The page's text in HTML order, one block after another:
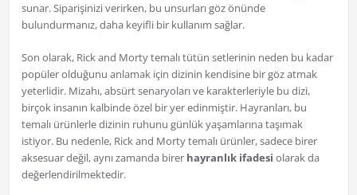
sunar. Siparişinizi verirken, bu unsurları göz önünde
bulundurmanız, daha keyifli bir kullanım sağlar.
Son olarak, Rick and Morty temalı tütün setlerinin neden bu kadar
popüler olduğunu anlamak için dizinin kendisine bir göz atmak
yeterlidir. Mizahı, absürt senaryoları ve karakterleriyle bu dizi,
birçok insanın kalbinde özel bir yer edinmiştir. Hayranları, bu
temalı ürünlerle dizinin ruhunu günlük yaşamlarına taşımak
istiyor. Bu nedenle, Rick and Morty temalı ürünler, sadece birer
aksesuar değil, aynı zamanda birer hayranlık ifadesi olarak da
değerlendirilmektedir.